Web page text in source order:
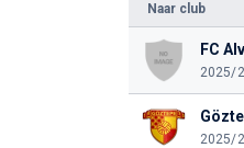
Naar club
FC
2025/
2025/